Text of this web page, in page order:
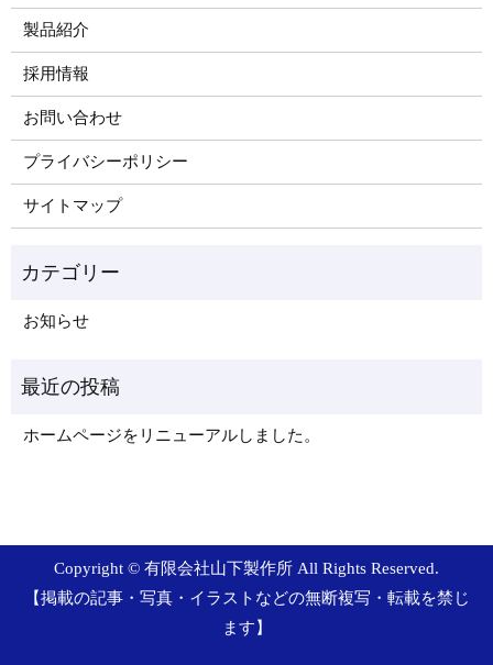
製品紹介
採用情報
お問い合わせ
プライバシーポリシー
サイトマップ
お知らせ
ホームページをリニューアルしました。
Copyright © 有限会社山下製作所 All Rights Reserved.
【掲載の記事・写真・イラストなどの無断複写・転載を禁じ
ます】